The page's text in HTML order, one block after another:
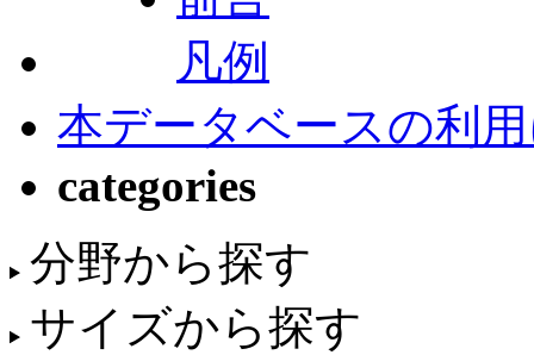
凡例
本データベースの利
categories
分野から探す
サイズから探す